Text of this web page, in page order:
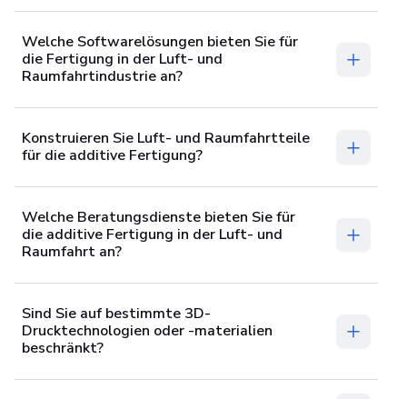
Welche Softwarelösungen bieten Sie für
die Fertigung in der Luft- und
Raumfahrtindustrie an?
Konstruieren Sie Luft- und Raumfahrtteile
für die additive Fertigung?
Welche Beratungsdienste bieten Sie für
die additive Fertigung in der Luft- und
Raumfahrt an?
Sind Sie auf bestimmte 3D-
Drucktechnologien oder -materialien
beschränkt?